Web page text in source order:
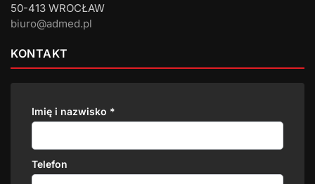
50-413 WROCŁAW
biuro@admed.pl
KONTAKT
Imię i nazwisko *
Telefon